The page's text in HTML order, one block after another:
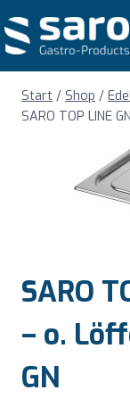
Inhalt
springen
Start / Shop /
SARO TOP LINE
SARO
– o.
GN